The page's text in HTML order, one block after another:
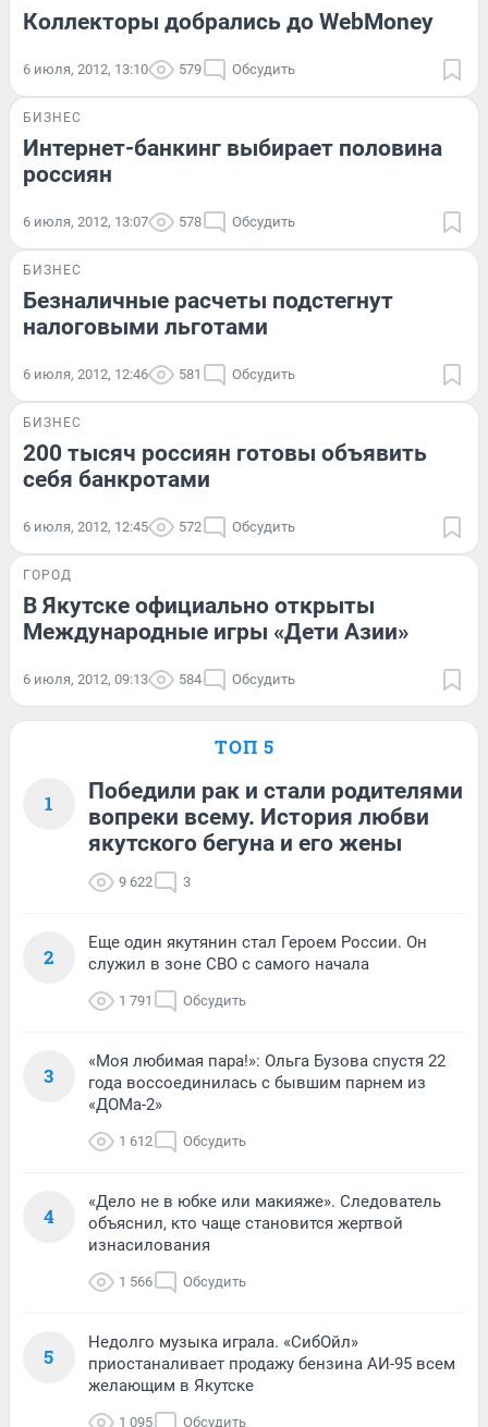
Коллекторы добрались до WebMoney
6 июля, 2012, 13:10 579 Обсудить
БИЗНЕС
Интернет-банкинг выбирает половина
россиян
6 июля, 2012, 13:07 578 Обсудить
БИЗНЕС
Безналичные расчеты подстегнут
налоговыми льготами
6 июля, 2012, 12:46 581 Обсудить
БИЗНЕС
200 тысяч россиян готовы объявить
себя банкротами
6 июля, 2012, 12:45 572 Обсудить
ГОРОД
В Якутске официально открыты
Международные игры «Дети Азии»
6 июля, 2012, 09:13 584 Обсудить
ТОП 5
1
Победили рак и стали родителями
вопреки всему. История любви
якутского бегуна и его жены
9 622 3
2
Еще один якутянин стал Героем России. Он
служил в зоне СВО с самого начала
1 791 Обсудить
3
«Моя любимая пара!»: Ольга Бузова спустя 22
года воссоединилась с бывшим парнем из
«ДОМа-2»
1 612 Обсудить
4
«Дело не в юбке или макияже». Следователь
объяснил, кто чаще становится жертвой
изнасилования
1 566 Обсудить
5
Недолго музыка играла. «СибОйл»
приостаналивает продажу бензина АИ-95 всем
желающим в Якутске
1 095 Обсудить